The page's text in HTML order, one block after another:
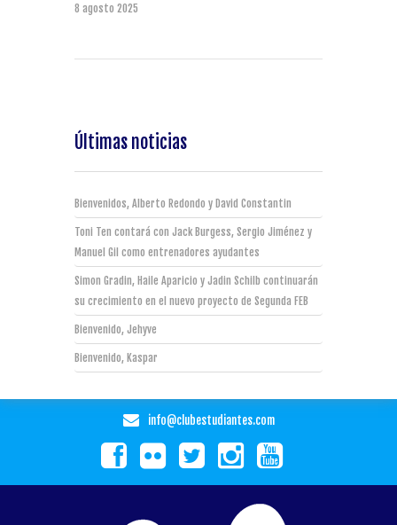
8 agosto 2025
Últimas noticias
Bienvenidos, Alberto Redondo y David Constantin
Toni Ten contará con Jack Burgess, Sergio Jiménez y
Manuel Gil como entrenadores ayudantes
Simon Gradin, Haile Aparicio y Jadin Schilb continuarán
su crecimiento en el nuevo proyecto de Segunda FEB
Bienvenido, Jehyve
Bienvenido, Kaspar
info@clubestudiantes.com